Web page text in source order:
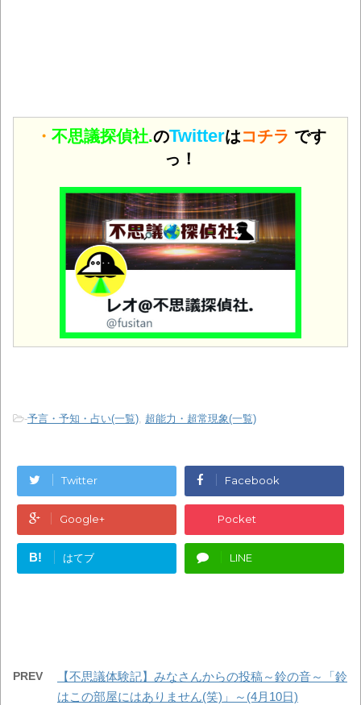
・ 不思議探偵社.のTwitterはコチラ です
っ！
-予言・予知・占い(一覧) 超能力・超常現象(一覧)
Twitter Facebook
Google+ Pocket
B! はてブ LINE
PREV
【不思議体験記】みなさんからの投稿～鈴の音～「鈴
はこの部屋にはありません(笑)」～(4月10日)